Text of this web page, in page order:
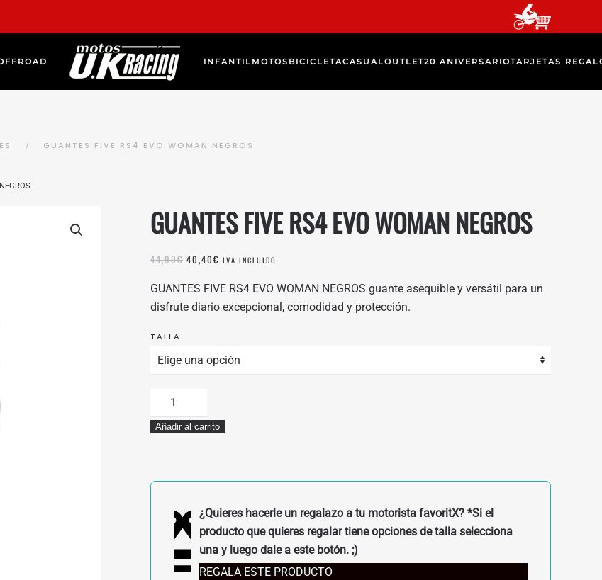
INFANTIL MOTOS BICICLETACASUALOUTLET20 ANIVERSARIOTARJETAS
GUANTES FIVE RS4 EVO WOMAN NEGROS
GUANTES FIVE RS4 EVO WOMAN NEGROS
44,90€ EL
ORIGINAL
ERA:
44,90€.
40,40€ EL
ACTUAL
ES:
40,40€.
IVA INCLUIDO
GUANTES FIVE RS4 EVO WOMAN NEGROS guante asequible y versátil para un
disfrute diario excepcional, comodidad y protección.
TALLA
GUANTES
FIVE
RS4
NEGROS
cantidad
Añadir al carrito
¿Quieres hacerle un regalazo a tu motorista favoritX? *Si el
producto que quieres regalar tiene opciones de talla selecciona
una y luego dale a este botón. ;)
REGALA ESTE PRODUCTO